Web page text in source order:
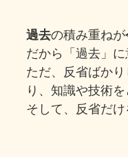
過去の積み重ねが
だから「過去」に
ただ、反省ばか
り、知識や技術
そして、反省だけ